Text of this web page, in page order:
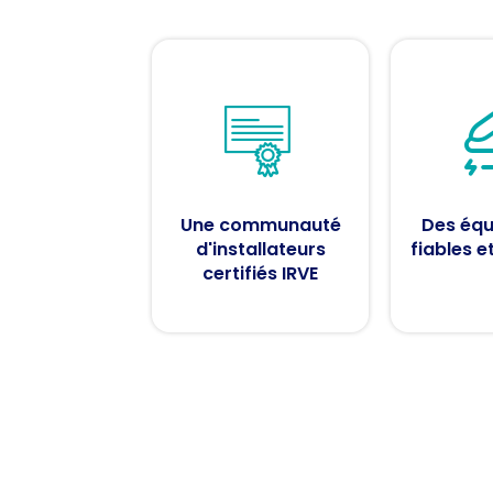
Une communauté
d'installateurs
certifiés IRVE
Des
fiables